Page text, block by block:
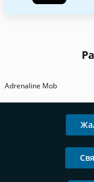
Adrenaline Mob